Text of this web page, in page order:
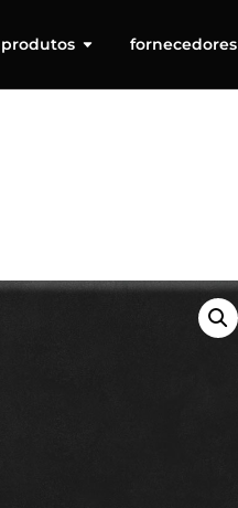
produtos fornecedores